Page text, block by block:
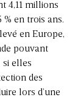
4,11 millions
% en trois ans.
en Europe,
pouvant
si elles
des
lors d’une